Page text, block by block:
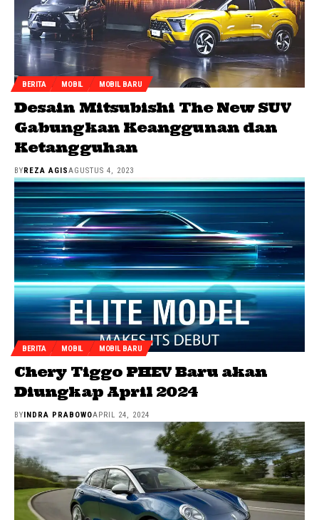
BERITA MOBIL MOBIL BARU
Desain Mitsubishi The New SUV
Gabungkan Keanggunan dan
Ketangguhan
BY REZA AGISAGUSTUS 4, 2023
BERITA MOBIL MOBIL BARU
Chery Tiggo PHEV Baru akan
Diungkap April 2024
BY INDRA PRABOWOAPRIL 24, 2024